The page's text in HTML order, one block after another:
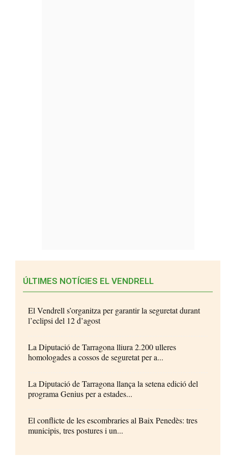
ÚLTIMES NOTÍCIES EL VENDRELL
El Vendrell s’organitza per garantir la seguretat durant
l’eclipsi del 12 d’agost
La Diputació de Tarragona lliura 2.200 ulleres
homologades a cossos de seguretat per a...
La Diputació de Tarragona llança la setena edició del
programa Genius per a estades...
El conflicte de les escombraries al Baix Penedès: tres
municipis, tres postures i un...